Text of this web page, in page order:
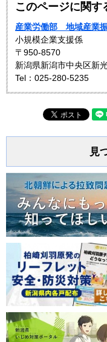
このページに関す
産業労働部 地域産業
小規模企業支援係
〒950-8570
新潟県新潟市中央区新
Tel：025-280-5235
見